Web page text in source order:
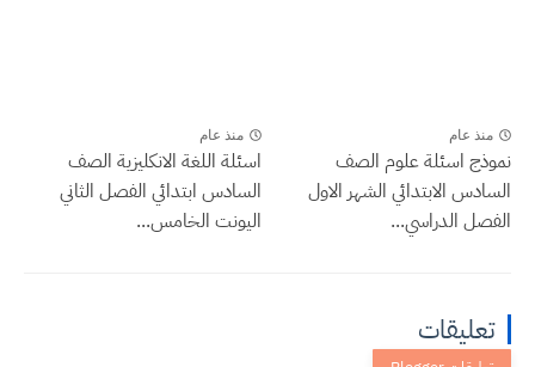
منذ عام
نموذج اسئلة علوم الصف
السادس الابتدائي الشهر الاول
الفصل الدراسي...
منذ عام
اسئلة اللغة الانكليزية الصف
السادس ابتدائي الفصل الثاني
اليونت الخامس...
تعليقات